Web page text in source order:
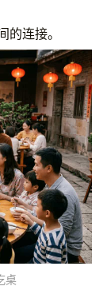
连接。
桌